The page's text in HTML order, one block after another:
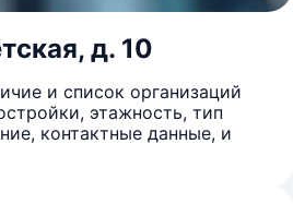
д. 10
и список организаций
этажность, тип
контактные данные, и